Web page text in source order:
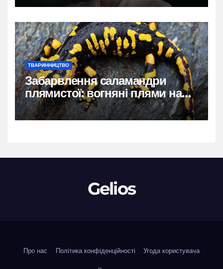
ТВАРИННИЦТВО
Забарвлення саламандри
плямистої: вогняні плями на
чорному тлі
Gelios
Про нас Політика конфіденційності Угода користувача